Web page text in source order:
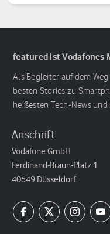
featured ist
Als Begleiter auf dem
besten Stories zu
heißesten Tech-News
Anschrift
Vodafone GmbH
Ferdinand-Braun-Platz 1
40549 Düsseldorf